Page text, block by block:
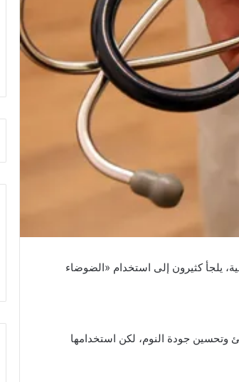
يلجأ كثيرون إلى استخدام «الضوضاء
وتحسين جودة النوم، لكن استخدامها